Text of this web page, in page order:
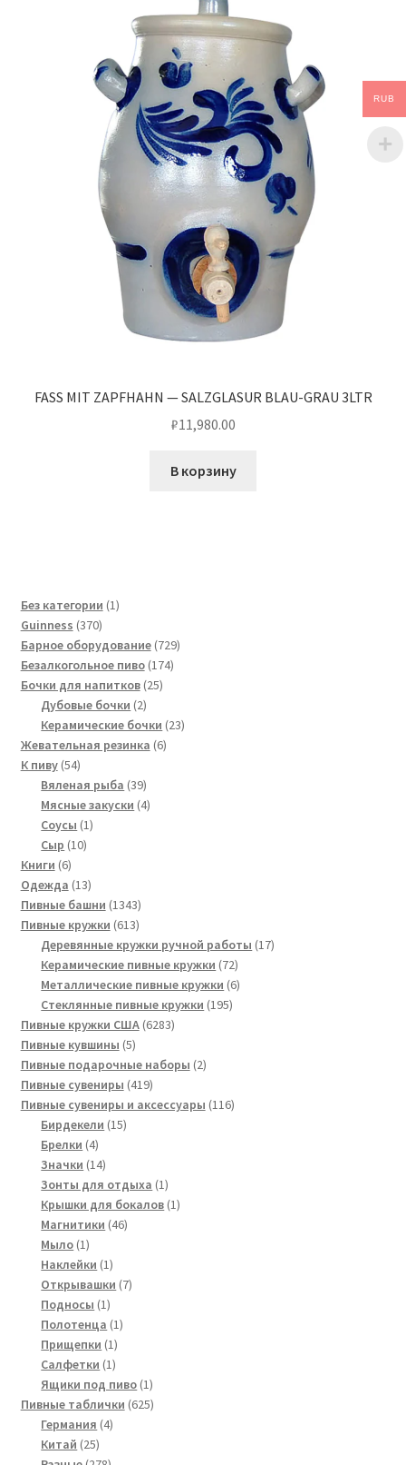
FASS MIT ZAPFHAHN — SALZGLASUR BLAU-GRAU 3LTR
₽11,980.00
В корзину
Без категории 11
Guinness 370370
товаров
Барное оборудование 729729
Безалкогольное пиво 174174
Бочки для напитков 2525
Дубовые бочки 22
товара
Керамические бочки 2323
Жевательная резинка 66
К пиву 5454
товара
Вяленая рыба 3939
товаров
Мясные закуски 44
Соусы 11
Сыр 1010
Книги 66
товаров
Одежда 1313
товаров
Пивные башни 13431343
товара
Пивные кружки 613613
товаров
Деревянные кружки ручной работы 1717
Керамические пивные кружки 7272
товара
Металлические пивные кружки 66
Стеклянные пивные кружки 195195
Пивные кружки США 62836283
Пивные кувшины 55
товаров
Пивные подарочные наборы 22
Пивные сувениры 419419
товаров
Пивные сувениры и аксессуары 116116
Бирдекели 1515
Брелки 44
товара
Значки 1414
товаров
Зонты для отдыха 11
товар
Крышки для бокалов 11
Магнитики 4646
Мыло 11
товар
Наклейки 11
товар
Открывашки 77
Подносы 11
товар
Полотенца 11
Прищепки 11
товар
Салфетки 11
товар
Ящики под пиво 11
товар
Пивные таблички 625625
Германия 44
Китай 2525
RUB